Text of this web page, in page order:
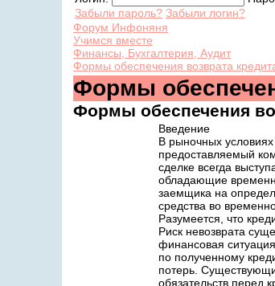
Забыли пароль? Забыли логин?
Форум Инфоняня
Учимся вместе
Финансы, Бухгалтерия, Аудит
Формы обеспечения возврата
Формы
Формы обеспечения
Введение
В рыночных условиях
предоставляемый
сделке всегда
обладающие
заемщика на
средства во
Разумеется, что
Риск невозврата
финансовая
по полученному
потерь.
обязательств перед